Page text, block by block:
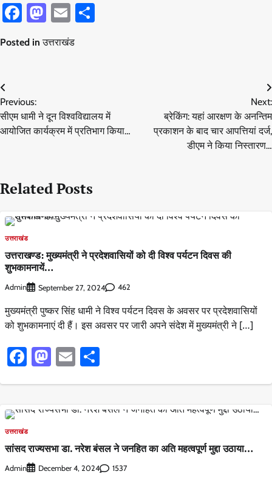
Facebook
Mastodon
Email
Posted inउत्तराखंड
Post
navigation
Previous:
सीएम धामी ने दून विश्वविद्यालय में
आयोजित कार्यक्रम में प्रतिभाग किया…
Next:
ब्रेकिंग: यहां आरक्षण के अनन्तिम
प्रकाशन के बाद चार आपत्तियां दर्ज,
डीएम ने किया निस्तारण…
Related Posts
उत्तराखंड
उत्तराखण्ड: मुख्यमंत्री ने प्रदेशवासियों को दी विश्व पर्यटन दिवस की
शुभकामनायें…
Admin September 27, 2024 462
मुख्यमंत्री पुष्कर सिंह धामी ने विश्व पर्यटन दिवस के अवसर पर प्रदेशवासियों
को शुभकामनाएं दी हैं। इस अवसर पर जारी अपने संदेश में मुख्यमंत्री ने […]
Facebook
Mastodon
Email
उत्तराखंड
सांसद राज्यसभा डा. नरेश बंसल ने जनहित का अति महत्वपूर्ण मुद्दा उठाया…
Admin December 4, 2024 1537